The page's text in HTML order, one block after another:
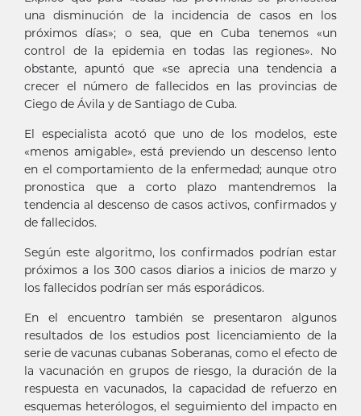
una disminución de la incidencia de casos en los
próximos días»; o sea, que en Cuba tenemos «un
control de la epidemia en todas las regiones». No
obstante, apuntó que «se aprecia una tendencia a
crecer el número de fallecidos en las provincias de
Ciego de Ávila y de Santiago de Cuba.
El especialista acotó que uno de los modelos, este
«menos amigable», está previendo un descenso lento
en el comportamiento de la enfermedad; aunque otro
pronostica que a corto plazo mantendremos la
tendencia al descenso de casos activos, confirmados y
de fallecidos.
Según este algoritmo, los confirmados podrían estar
próximos a los 300 casos diarios a inicios de marzo y
los fallecidos podrían ser más esporádicos.
En el encuentro también se presentaron algunos
resultados de los estudios post licenciamiento de la
serie de vacunas cubanas Soberanas, como el efecto de
la vacunación en grupos de riesgo, la duración de la
respuesta en vacunados, la capacidad de refuerzo en
esquemas heterólogos, el seguimiento del impacto en